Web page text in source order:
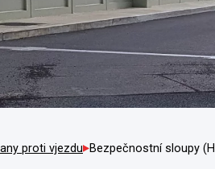
proti vjezdu Bezpečnostní sloupy